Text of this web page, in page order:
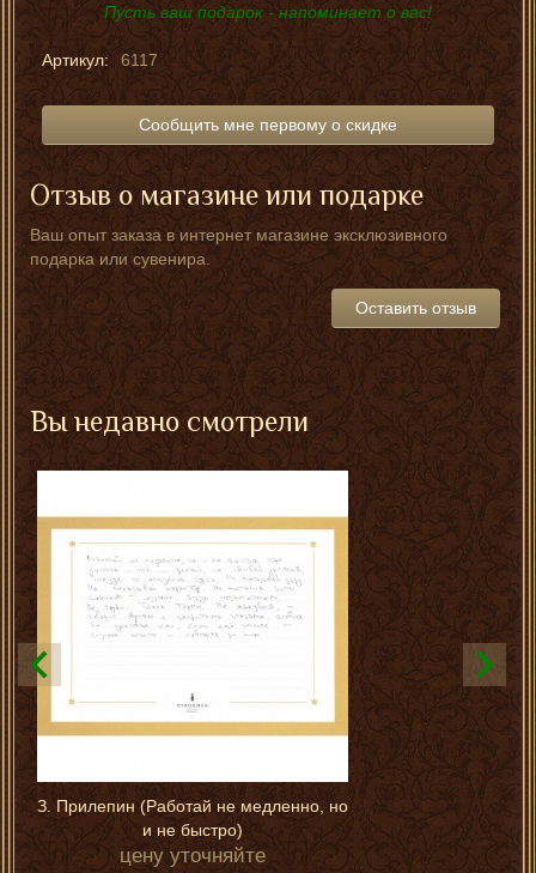
Пусть ваш подарок - напоминает о вас!
Артикул: 6117
Сообщить мне первому о скидке
Отзыв о магазине или подарке
Ваш опыт заказа в интернет магазине эксклюзивного
подарка или сувенира.
Оставить отзыв
Вы недавно смотрели
З. Прилепин (Работай не медленно, но
и не быстро)
цену уточняйте